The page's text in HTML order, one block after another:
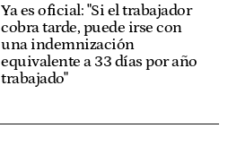
Ya es oficial: "Si el trabajador
cobra tarde, puede irse con
una indemnización
equivalente a 33 días por año
trabajado"